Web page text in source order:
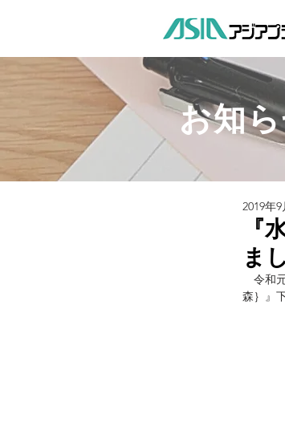
お知
『
ま
2019年9
令和
森｝』